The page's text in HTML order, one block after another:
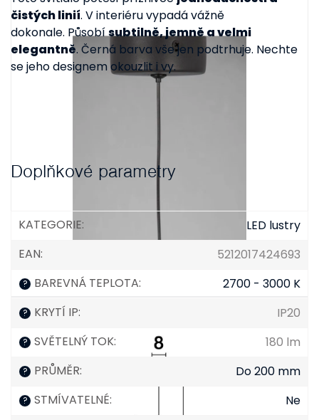
čistých linií. V interiéru vypadá vážně
dokonale. Působísubtilně, jemně a velmi
elegantně. Černá barva vše jen podtrhuje. Nechte
se jeho designem okouzlit i vy.
Doplňkové parametry
KATEGORIE:
LED lustry
EAN: 5212017424693
? BAREVNÁ TEPLOTA: 2700 - 3000 K
? KRYTÍ IP: IP20
? SVĚTELNÝ TOK: 180 lm
? PRŮMĚR: Do 200 mm
? STMÍVATELNÉ: Ne